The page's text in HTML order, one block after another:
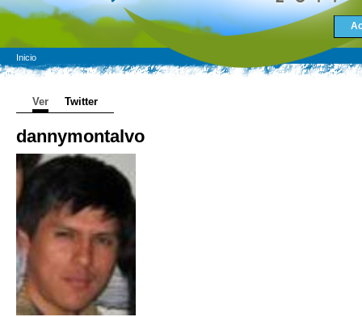
Inicio
Ver Twitter
dannymontalvo